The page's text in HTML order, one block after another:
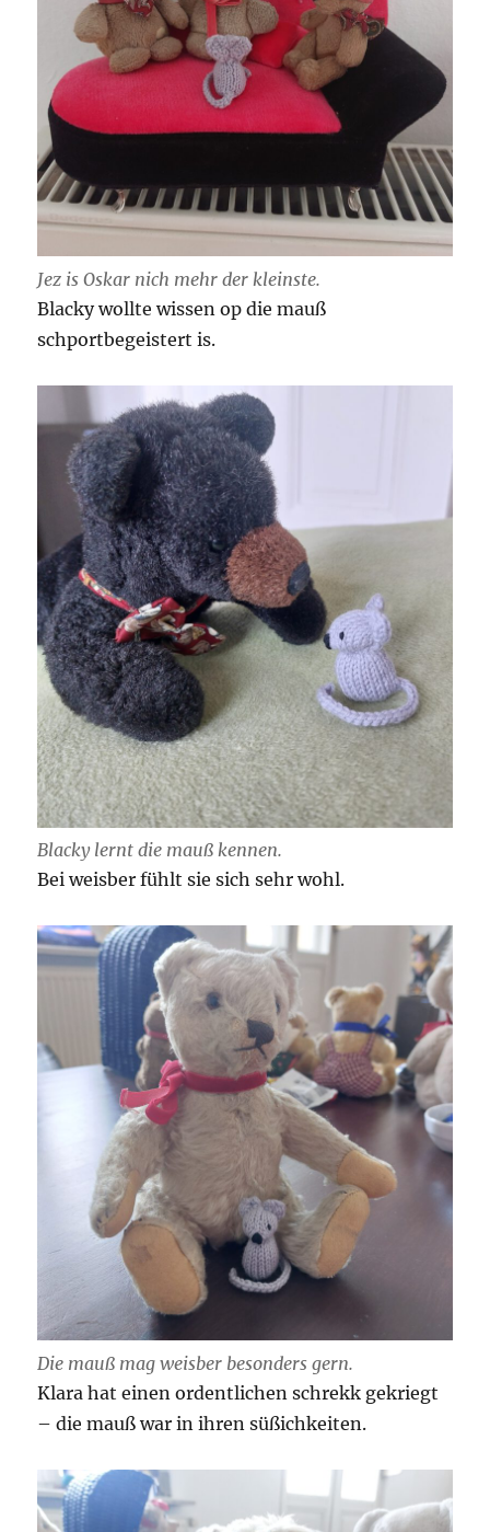
Jez is Oskar nich mehr der kleinste.
Blacky wollte wissen op die mauß
schportbegeistert is.
Blacky lernt die mauß kennen.
Bei weisber fühlt sie sich sehr wohl.
Die mauß mag weisber besonders gern.
Klara hat einen ordentlichen schrekk gekriegt
– die mauß war in ihren süßichkeiten.